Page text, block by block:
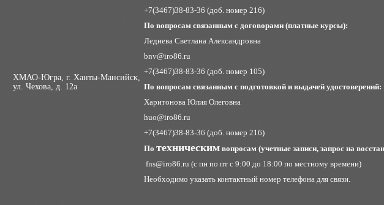
ХМАО-Югра, г. Ханты-Мансийск,
ул. Чехова, д. 12а
+7(3467)38-83-36 (доб. номер 216)
По вопросам связанным с договорами (платные курсы):
Леднева Светлана Александровна
bnv@iro86.ru
+7(3467)38-83-36 (доб. номер 105)
По вопросам связанным с подготовкой и выдачей удостоверений:
Харитонова Юлия Олеговна
huo@iro86.ru
+7(3467)38-83-36 (доб. номер 216)
По техническим вопросам (учетные записи, запрос на
fns@iro86.ru (с пн по пт с 9:00 до 18:00 по местному времени)
Необходимо указать контактный номер телефона для связи.